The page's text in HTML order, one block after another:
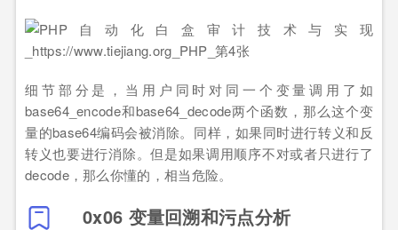
细节部分是，当用户同时对同一个变量调用了如
base64_encode和base64_decode两个函数，那么这个变
量的base64编码会被消除。同样，如果同时进行转义和反
转义也要进行消除。但是如果调用顺序不对或者只进行了
decode，那么你懂的，相当危险。
0x06 变量回溯和污点分析